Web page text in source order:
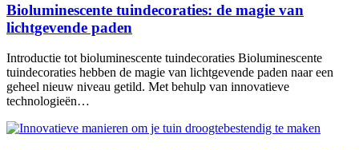
Bioluminescente tuindecoraties: de magie van
lichtgevende paden
Introductie tot bioluminescente tuindecoraties Bioluminescente
tuindecoraties hebben de magie van lichtgevende paden naar een
geheel nieuw niveau getild. Met behulp van innovatieve
technologieën…